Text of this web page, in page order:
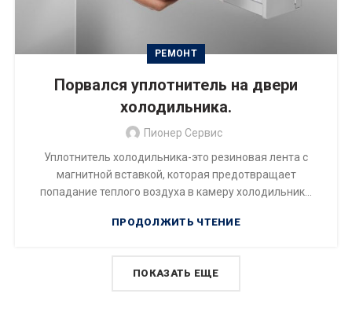
РЕМОНТ
Порвался уплотнитель на двери
холодильника.
Пионер Сервис
Уплотнитель холодильника-это резиновая лента с
магнитной вставкой, которая предотвращает
попадание теплого воздуха в камеру холодильник...
ПРОДОЛЖИТЬ ЧТЕНИЕ
ПОКАЗАТЬ ЕЩЕ